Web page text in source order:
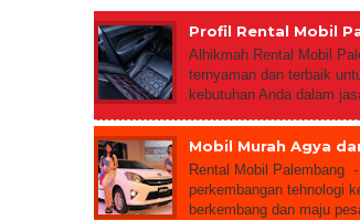
Profil Rental Mobil
Alhikmah Rental Mobil
ternyaman dan terbaik
kebutuhan Anda dalam
Mobil Murah Agya
Rental Mobil Palembang
perkembangan tehnologi
berkembang dan maju